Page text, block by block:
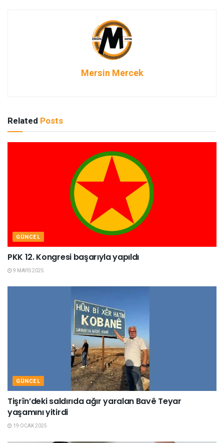
Mersin Mercek
Related Posts
GÜNCEL
PKK 12. Kongresi başarıyla yapıldı
9 MAYIS 2025
GÜNCEL
Tişrîn’deki saldırıda ağır yaralan Bavê Teyar
yaşamını yitirdi
19 OCAK 2025